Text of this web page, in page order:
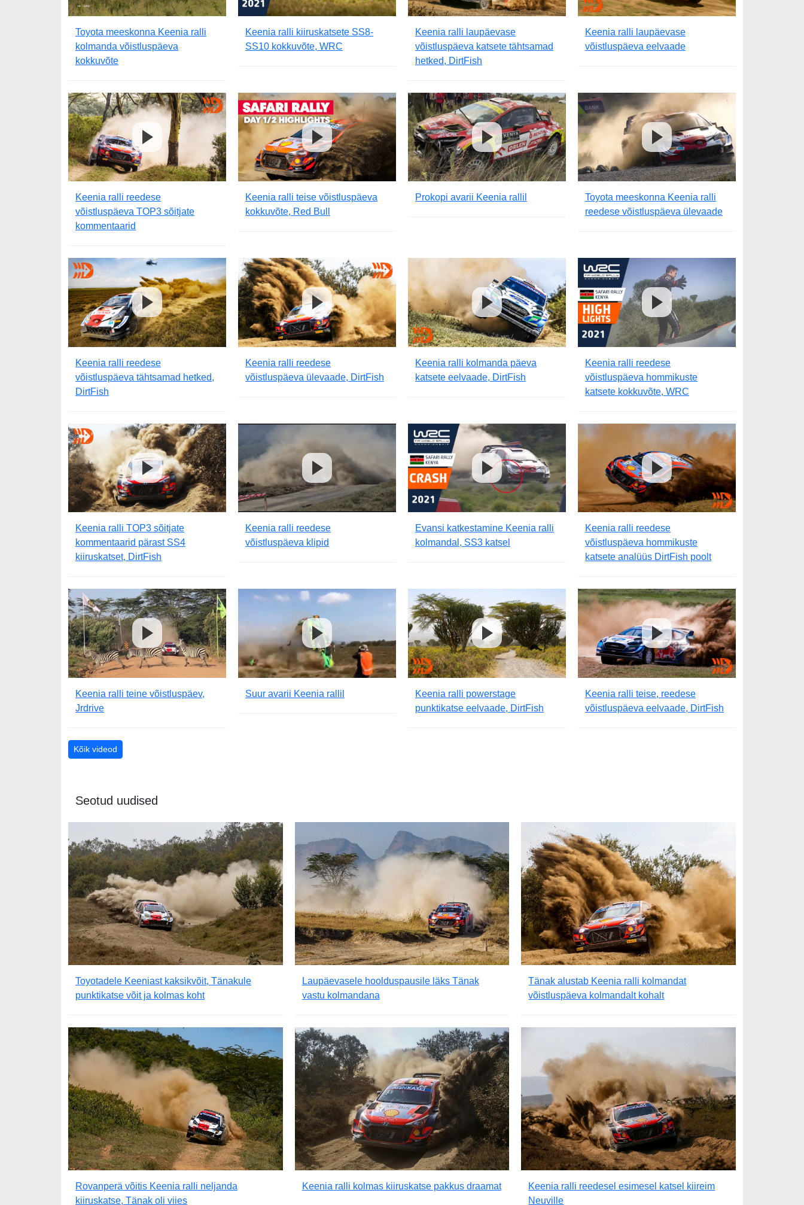
Toyota meeskonna Keenia ralli
kolmanda võistluspäeva
kokkuvõte
Keenia ralli kiiruskatsete SS8-
SS10 kokkuvõte, WRC
Keenia ralli laupäevase
võistluspäeva katsete tähtsamad
hetked, DirtFish
Keenia ralli laupäevase
võistluspäeva eelvaade
Keenia ralli reedese
võistluspäeva TOP3 sõitjate
kommentaarid
Keenia ralli teise võistluspäeva
kokkuvõte, Red Bull
Prokopi avarii Keenia rallil
Toyota meeskonna Keenia ralli
reedese võistluspäeva ülevaade
Keenia ralli reedese
võistluspäeva tähtsamad hetked,
DirtFish
Keenia ralli reedese
võistluspäeva ülevaade, DirtFish
Keenia ralli kolmanda päeva
katsete eelvaade, DirtFish
Keenia ralli reedese
võistluspäeva hommikuste
katsete kokkuvõte, WRC
Keenia ralli TOP3 sõitjate
kommentaarid pärast SS4
kiiruskatset, DirtFish
Keenia ralli reedese
võistluspäeva klipid
Evansi katkestamine Keenia ralli
kolmandal, SS3 katsel
Keenia ralli reedese
võistluspäeva hommikuste
katsete analüüs DirtFish poolt
Keenia ralli teine võistluspäev,
Jrdrive
Suur avarii Keenia rallil
Keenia ralli powerstage
punktikatse eelvaade, DirtFish
Keenia ralli teise, reedese
võistluspäeva eelvaade, DirtFish
Kõik videod
Seotud uudised
Toyotadele Keeniast kaksikvõit, Tänakule
punktikatse võit ja kolmas koht
Laupäevasele hoolduspausile läks Tänak
vastu kolmandana
Tänak alustab Keenia ralli kolmandat
võistluspäeva kolmandalt kohalt
Rovanperä võitis Keenia ralli neljanda
kiiruskatse, Tänak oli viies
Keenia ralli kolmas kiiruskatse pakkus draamat
Keenia ralli reedesel esimesel katsel kiireim
Neuville